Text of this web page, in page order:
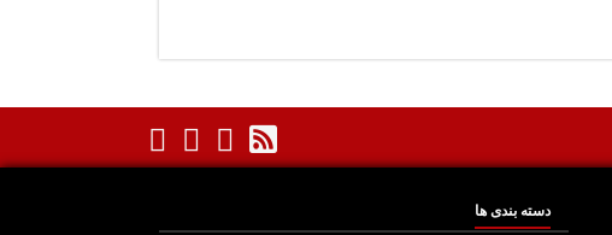
دسته بندی ها